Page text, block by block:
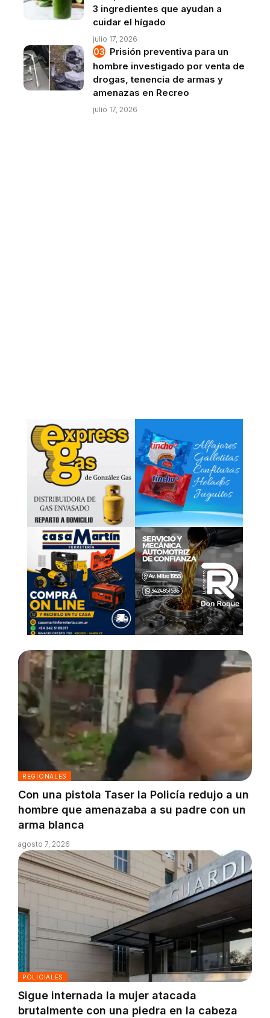
3 ingredientes que ayudan a
cuidar el hígado
julio 17, 2026
Prisión preventiva para un
hombre investigado por venta de
drogas, tenencia de armas y
amenazas en Recreo
julio 17, 2026
REGIONALES
Con una pistola Taser la Policía redujo a un
hombre que amenazaba a su padre con un
arma blanca
agosto 7, 2026
POLICIALES
Sigue internada la mujer atacada
brutalmente con una piedra en la cabeza